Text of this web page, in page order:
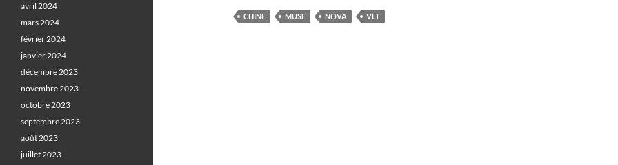
CHINE MUSE NOVA VLT
avril 2024
mars 2024
février 2024
janvier 2024
décembre 2023
novembre 2023
octobre 2023
septembre 2023
août 2023
juillet 2023